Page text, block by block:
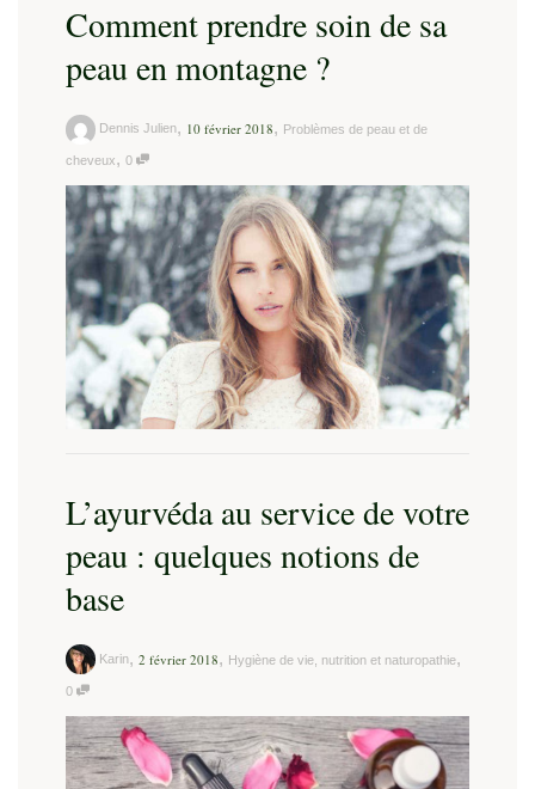
Comment prendre soin de sa
peau en montagne ?
Dennis Julien, 10 février 2018, Problèmes de peau et de
cheveux, 0
L’ayurvéda au service de votre
peau : quelques notions de
base
Karin, 2 février 2018, Hygiène de vie, nutrition et naturopathie,
0